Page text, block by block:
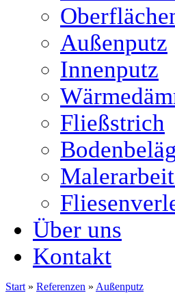
Außenputz
Innenputz
Fließstrich
Über uns
Kontakt
Start » Referenzen » Außenputz